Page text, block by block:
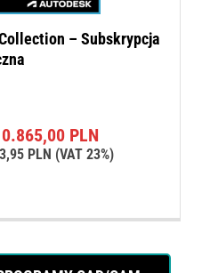
– Subskrypcja
PLN
PLN (VAT 23%)